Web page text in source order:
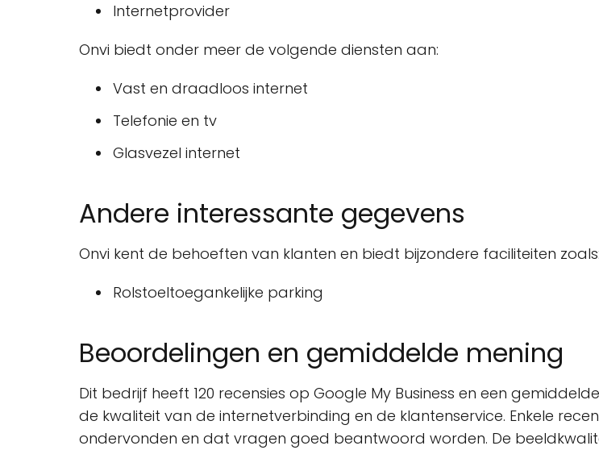
Internetprovider
Onvi biedt onder meer de volgende diensten aan:
Vast en draadloos internet
Telefonie en tv
Glasvezel internet
Andere interessante gegevens
Onvi kent de behoeften van klanten en biedt bijzondere faciliteiten zoals:
Rolstoeltoegankelijke parking
Beoordelingen en gemiddelde mening
Dit bedrijf heeft 120 recensies op Google My Business en een
de kwaliteit van de internetverbinding en de klantenservice. Enkele
ondervonden en dat vragen goed beantwoord worden. De